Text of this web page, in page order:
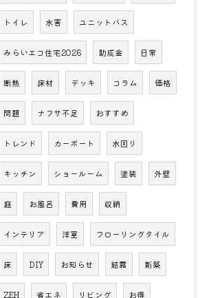
トイレ 水害 ユニットバス
みらいエコ住宅2026 助成金 日常
断熱 床材 デッキ コラム 価格
問題 ナフサ不足 おすすめ
トレンド カーポート 水回り
キッチン ショールーム 塗装 外壁
庭 お風呂 費用 収納
インテリア 洋室 フローリングタイル
床 DIY お知らせ 結露 新築
ZEH 省エネ リビング お得